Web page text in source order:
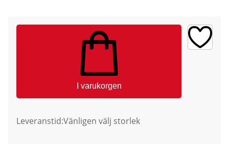
I varukorgen
Leveranstid:Vänligen välj storlek